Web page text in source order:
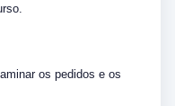
os pedidos e os